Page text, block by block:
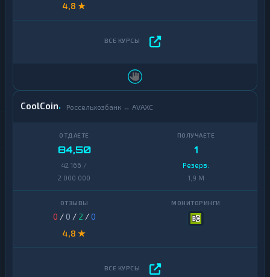
4,8 ★
CoolCoin Россельхозбанк ↔ AVAXC
84,50
42 166 /
2 000 000
1
Резерв:
1,9 M
0 / 0 / 2 /0
4,8 ★